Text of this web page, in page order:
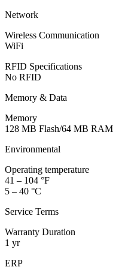
Network
Wireless Communication
WiFi
RFID Specifications
No RFID
Memory & Data
Memory
128 MB Flash/64 MB RAM
Environmental
Operating temperature
41 – 104 °F
5 – 40 °C
Service Terms
Warranty Duration
1 yr
ERP